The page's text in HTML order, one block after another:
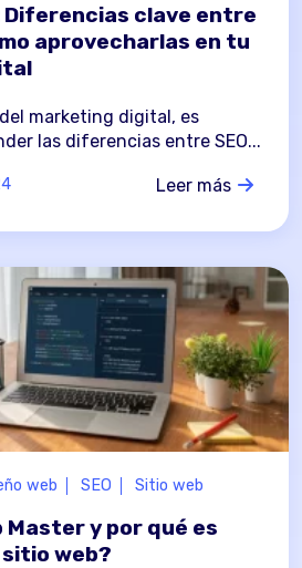
Diferencias clave entre
aprovecharlas en tu
marketing digital, es
las diferencias entre SEO...
Leer más
web SEO Sitio web
Master y por qué es
web?